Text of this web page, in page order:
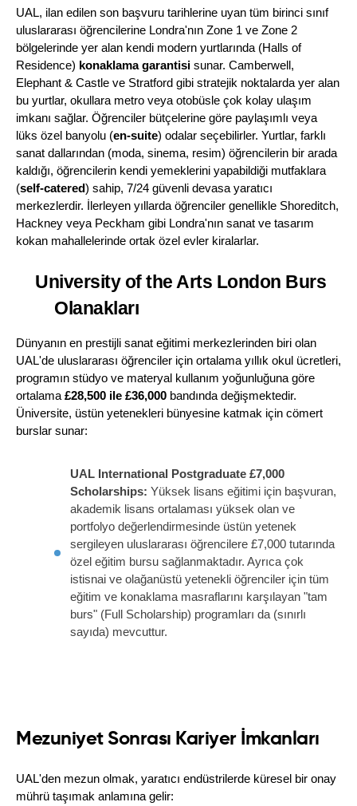
UAL, ilan edilen son başvuru tarihlerine uyan tüm birinci sınıf
uluslararası öğrencilerine Londra'nın Zone 1 ve Zone 2
bölgelerinde yer alan kendi modern yurtlarında (Halls of
Residence) konaklama garantisi sunar. Camberwell,
Elephant & Castle ve Stratford gibi stratejik noktalarda yer alan
bu yurtlar, okullara metro veya otobüsle çok kolay ulaşım
imkanı sağlar. Öğrenciler bütçelerine göre paylaşımlı veya
lüks özel banyolu (en-suite) odalar seçebilirler. Yurtlar, farklı
sanat dallarından (moda, sinema, resim) öğrencilerin bir arada
kaldığı, öğrencilerin kendi yemeklerini yapabildiği mutfaklara
(self-catered) sahip, 7/24 güvenli devasa yaratıcı
merkezlerdir. İlerleyen yıllarda öğrenciler genellikle Shoreditch,
Hackney veya Peckham gibi Londra'nın sanat ve tasarım
kokan mahallelerinde ortak özel evler kiralarlar.
University of the Arts London Burs
Olanakları
Dünyanın en prestijli sanat eğitimi merkezlerinden biri olan
UAL'de uluslararası öğrenciler için ortalama yıllık okul ücretleri,
programın stüdyo ve materyal kullanım yoğunluğuna göre
ortalama £28,500 ile £36,000 bandında değişmektedir.
Üniversite, üstün yetenekleri bünyesine katmak için cömert
burslar sunar:
UAL International Postgraduate £7,000
Scholarships: Yüksek lisans eğitimi için başvuran,
akademik lisans ortalaması yüksek olan ve
portfolyo değerlendirmesinde üstün yetenek
sergileyen uluslararası öğrencilere £7,000 tutarında
özel eğitim bursu sağlanmaktadır. Ayrıca çok
istisnai ve olağanüstü yetenekli öğrenciler için tüm
eğitim ve konaklama masraflarını karşılayan "tam
burs" (Full Scholarship) programları da (sınırlı
sayıda) mevcuttur.
Mezuniyet Sonrası Kariyer İmkanları
UAL'den mezun olmak, yaratıcı endüstrilerde küresel bir onay
mührü taşımak anlamına gelir: